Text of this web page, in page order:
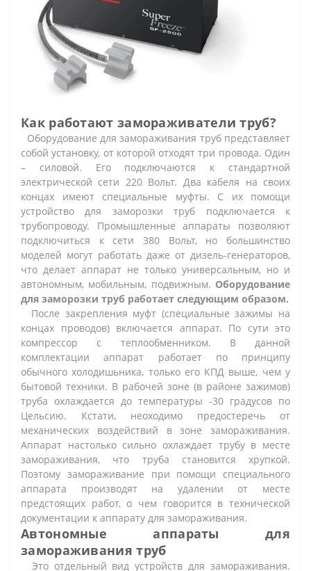
Как работают замораживатели труб?
Оборудование для замораживания труб представляет
собой установку, от которой отходят три провода. Один
– силовой. Его подключаются к стандартной
электрической сети 220 Вольт. Два кабеля на своих
концах имеют специальные муфты. С их помощи
устройство для заморозки труб подключается к
трубопроводу. Промышленные аппараты позволяют
подключиться к сети 380 Вольт, но большинство
моделей могут работать даже от дизель-генераторов,
что делает аппарат не только универсальным, но и
автономным, мобильным, подвижным. Оборудование
для заморозки труб работает следующим образом.
После закрепления муфт (специальные зажимы на
концах проводов) включается аппарат. По сути это
компрессор с теплообменником. В данной
комплектации аппарат работает по принципу
обычного холодишьника, только его КПД выше, чем у
бытовой техники. В рабочей зоне (в районе зажимов)
труба охлаждается до температуры -30 градусов по
Цельсию. Кстати, неоходимо предостеречь от
механических воздействий в зоне замораживания.
Аппарат настолько сильно охлаждает трубу в месте
замораживания, что труба становится хрупкой.
Поэтому замораживание при помощи специального
аппарата производят на удалении от месте
предстоящих работ, о чем говорится в технической
документации к аппарату для замораживания.
Автономные аппараты для
замораживания труб
Это отдельный вид устройств для замораживания.